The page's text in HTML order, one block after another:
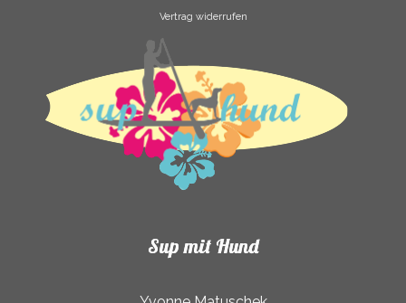
der
Produktseite
gewählt
werden
Vertrag widerrufen
Sup mit Hund